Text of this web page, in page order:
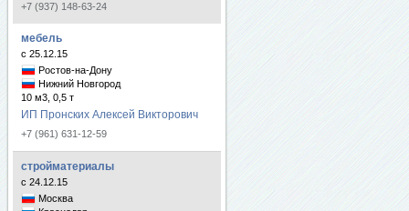
+7 (937) 148-63-24
мебель
с 25.12.15
Ростов-на-Дону
Нижний Новгород
10 м3, 0,5 т
ИП Пронских Алексей Викторович
+7 (961) 631-12-59
стройматериалы
с 24.12.15
Москва